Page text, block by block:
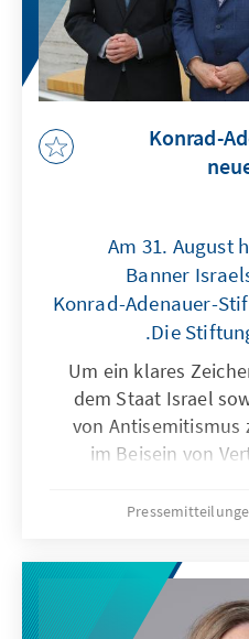
Konrad-
Am 31. August
Banner
Konrad-Adenauer-
Die
Um ein klares
dem Staat Israel
von Antisemitismus
im Beisein von
ein neues Banner an